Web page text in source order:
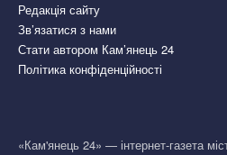
Редакція сайту
Зв’язатися з нами
Стати автором Кам’янець 24
Політика конфіденційності
«Кам'янець 24» — інтернет-газета